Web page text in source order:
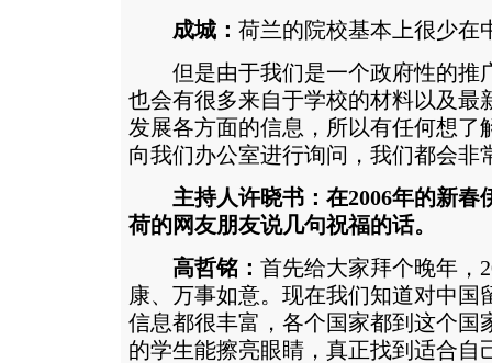
成城： 荷兰的院校基本上很少在
但是由于我们是一个政府性的推
也会有很多来自于学校的材料以及最
发展各方面的信息，所以有任何想了
向我们办公室进行询问，我们都会非
主持人许晓书：在2006年的新
荷的网友朋友说几句祝福的话。
高哲铭： 首先给大家拜个晚年，
康、万事如意。现在我们知道对中国
信息都很丰富，各个国家都到这个国
的学生能擦亮眼睛，真正找到适合自